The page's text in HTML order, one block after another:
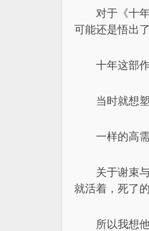
对于《十
可能还是悟出
十年这部
当时就想
一样的高
关于谢束
就活着，死了
所以我想